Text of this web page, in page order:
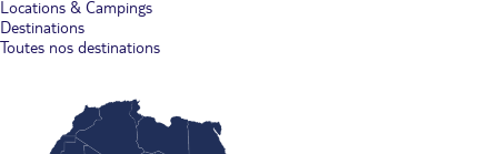
Locations & Campings
Destinations
Toutes nos destinations